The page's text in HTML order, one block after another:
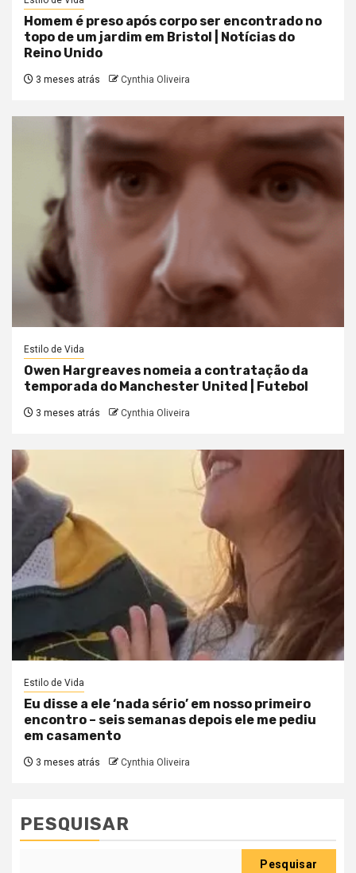
Homem é preso após corpo ser encontrado no
topo de um jardim em Bristol | Notícias do
Reino Unido
3 meses atrás Cynthia Oliveira
Estilo de Vida
Owen Hargreaves nomeia a contratação da
temporada do Manchester United | Futebol
3 meses atrás Cynthia Oliveira
Estilo de Vida
Eu disse a ele ‘nada sério’ em nosso primeiro
encontro – seis semanas depois ele me pediu
em casamento
3 meses atrás Cynthia Oliveira
PESQUISAR
Pesquisar